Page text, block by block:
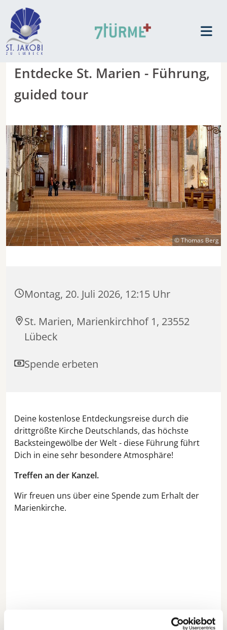
Entdecke St. Marien - Führung,
guided tour
© Thomas Berg
Montag, 20. Juli 2026, 12:15 Uhr
St. Marien, Marienkirchhof 1, 23552
Lübeck
Spende erbeten
Deine kostenlose Entdeckungsreise durch die
drittgrößte Kirche Deutschlands, das höchste
Backsteingewölbe der Welt - diese Führung führt
Dich in eine sehr besondere Atmosphäre!
Treffen an der Kanzel.
Wir freuen uns über eine Spende zum Erhalt der
Marienkirche.